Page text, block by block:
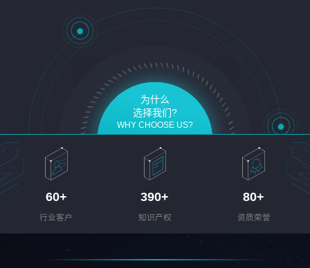
为什么
选择我们?
WHY CHOOSE US?
60+
行业客户
390+
知识产权
80+
资质荣誉